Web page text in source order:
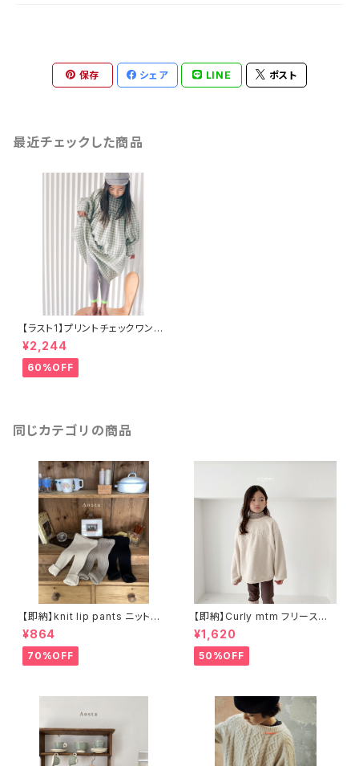
保存 シェア LINE ポスト
最近チェックした商品
【ラスト1】プリントチェックワンピ
ース
¥2,244
60%OFF
同じカテゴリの商品
【即納】knit lip pants ニットパ
ンツ
¥864
70%OFF
【即納】Curly mtm フリースス
ウェット
¥1,620
50%OFF